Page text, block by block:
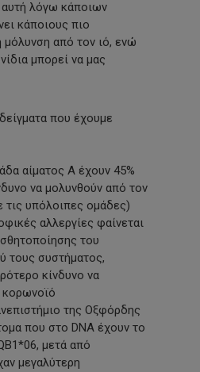
αυτή λόγω κάποιων
κάποιους πιο
μόλυνση από τον ιό, ενώ
μπορεί να μας
που έχουμε
αίματος Α έχουν 45%
να μολυνθούν από τον
τις υπόλοιπες ομάδες)
αλλεργίες φαίνεται
του
τους συστήματος,
κίνδυνο να
της Οξφόρδης
που στο DNA έχουν το
μετά από
μεγαλύτερη